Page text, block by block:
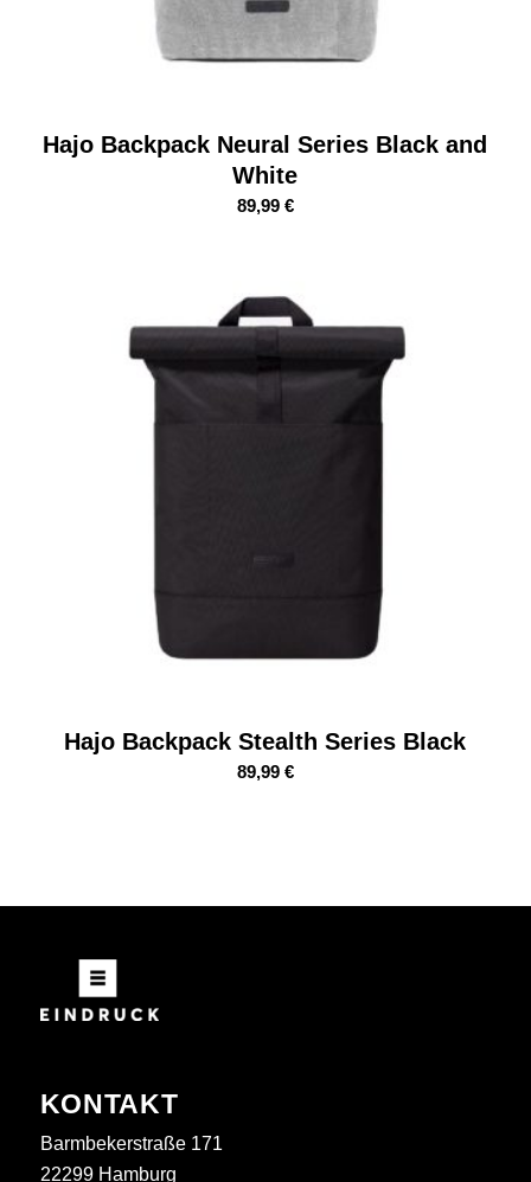
Hajo Backpack Neural Series Black and
White
89,99 €
Hajo Backpack Stealth Series Black
89,99 €
KONTAKT
Barmbekerstraße 171
22299 Hamburg